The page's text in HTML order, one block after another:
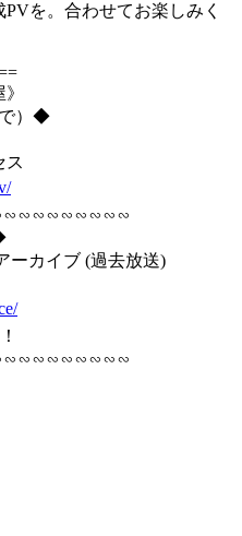
を。合わせてお楽しみく
で）◆
ス
ーカイブ (過去放送)